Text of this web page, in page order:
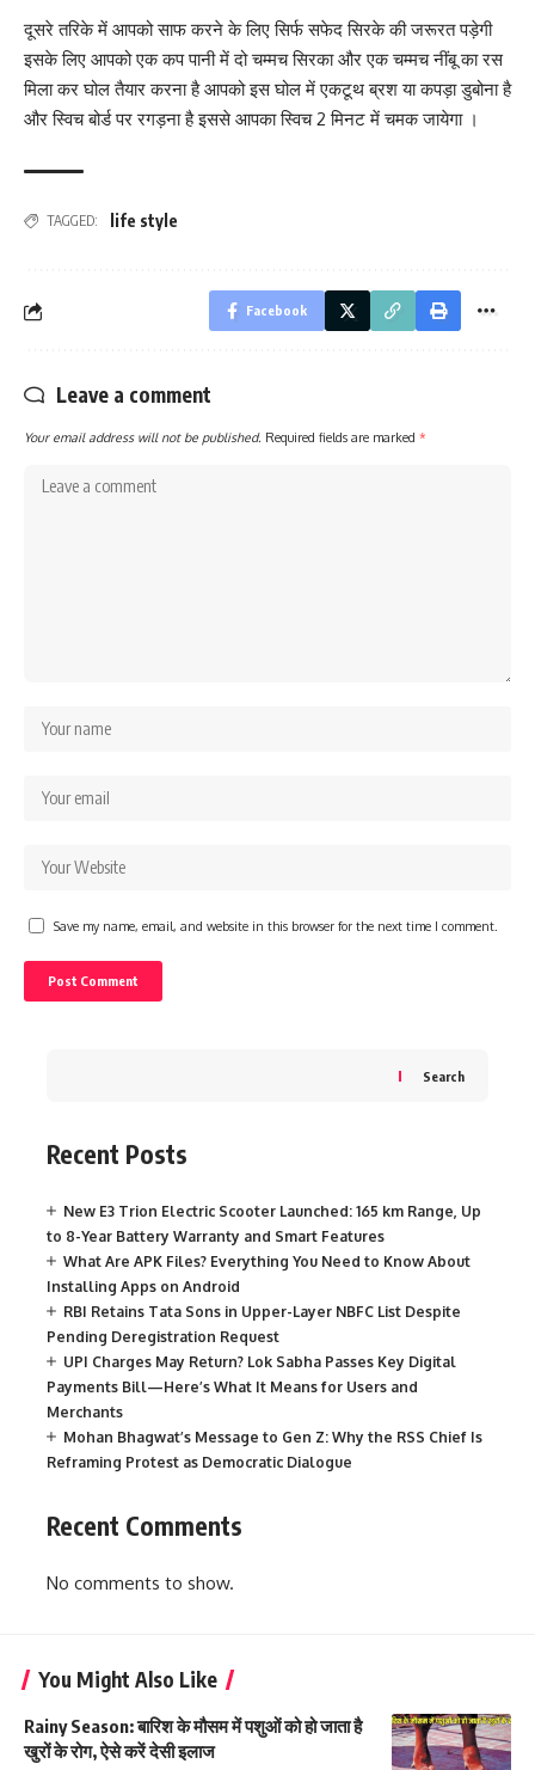
दूसरे तरिके में आपको साफ करने के लिए सिर्फ सफेद सिरके की जरूरत पड़ेगी
इसके लिए आपको एक कप पानी में दो चम्मच सिरका और एक चम्मच नींबू का रस
मिला कर घोल तैयार करना है आपको इस घोल में एकटूथ ब्रश या कपड़ा डुबोना है
और स्विच बोर्ड पर रगड़ना है इससे आपका स्विच 2 मिनट में चमक जायेगा ।
TAGGED: life style
Facebook
Leave a comment
Your email address will not be published. Required fields are marked *
Save my name, email, and website in this browser for the next time I comment.
Search
Recent Posts
New E3 Trion Electric Scooter Launched: 165 km Range, Up
to 8-Year Battery Warranty and Smart Features
What Are APK Files? Everything You Need to Know About
Installing Apps on Android
RBI Retains Tata Sons in Upper-Layer NBFC List Despite
Pending Deregistration Request
UPI Charges May Return? Lok Sabha Passes Key Digital
Payments Bill—Here’s What It Means for Users and
Merchants
Mohan Bhagwat’s Message to Gen Z: Why the RSS Chief Is
Reframing Protest as Democratic Dialogue
Recent Comments
No comments to show.
You Might Also Like
Rainy Season: बारिश के मौसम में पशुओं को हो जाता है
खुरों के रोग, ऐसे करें देसी इलाज